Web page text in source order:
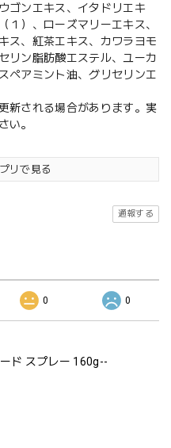
ゴンエキス、イタドリエキ
１）、ローズマリーエキス、
ス、紅茶エキス、カワラヨモ
リン脂肪酸エステル、ユーカ
ペアミント油、グリセリンエ
新される場合があります。実
い。
リで見る
通報する
0 0
ド スプレー 160g--